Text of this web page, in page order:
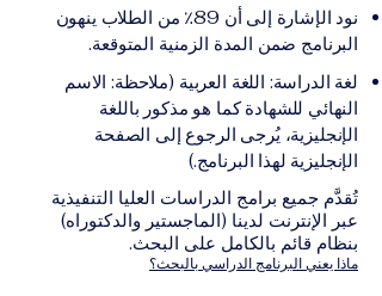
الإلكترونيقد يُطلب تقديم
مستندات إضافية حسب
البرنامج والمؤسسة التعليمية
الأكاديمية المناسبة للبرنامج،
والتي تصدر عن المؤسسة
التعليمية المسؤولة عن تقديم
البرنامج ضمن شبكة VBNN
Smart Education Group.
نود الإشارة إلى أن 89٪ من الطلاب ينهون
البرنامج ضمن المدة الزمنية المتوقعة.
لغة الدراسة: اللغة العربية (ملاحظة: الاسم
النهائي للشهادة كما هو مذكور باللغة
الإنجليزية، يُرجى الرجوع إلى الصفحة
الإنجليزية لهذا البرنامج.)
تُقدَّم جميع برامج الدراسات العليا التنفيذية
عبر الإنترنت لدينا (الماجستير والدكتوراه)
بنظام قائم بالكامل على البحث.
ماذا يعني البرنامج الدراسي بالبحث؟